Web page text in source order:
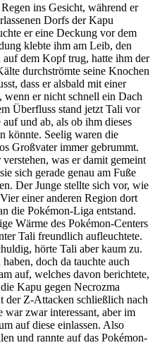
ins Gesicht, während er
Dorfs der Kapu
er eine Deckung vor dem
klebte ihm am Leib, den
dem Kopf trug, hatte ihm der
durchströmte seine Knochen
dass er alsbald mit einer
er nicht schnell ein Dach
Überfluss stand jetzt Tali vor
und ab, als ob ihm dieses
könnte. Seelig waren die
Großvater immer gebrummt.
was er damit gemeint
sich gerade genau am Fuße
Der Junge stellte sich vor, wie
einer anderen Region dort
die Pokémon-Liga entstand.
Wärme des Pokémon-Centers
Tali freundlich aufleuchtete.
hörte Tali aber kaum zu.
doch da tauchte auch
auf, welches davon berichtete,
Kapu gegen Necrozma
der Z-Attacken schließlich nach
zwar interessant, aber im
auf diese einlassen. Also
und rannte auf das Pokémon-